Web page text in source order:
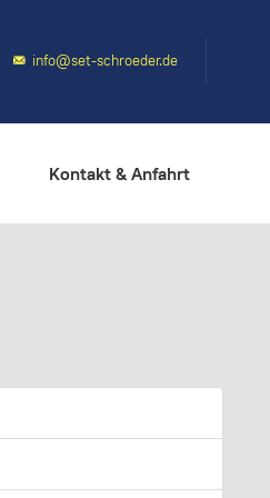
info@set-schroeder.de
Kontakt & Anfahrt